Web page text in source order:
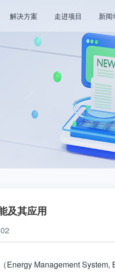
解决方案 走进项目 新闻
及其应用
Management